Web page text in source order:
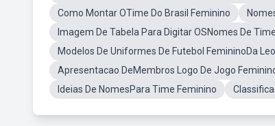
Como Montar OTime Do Brasil Feminino
Imagem De Tabela Para Digitar OSNomes De
Modelos De Uniformes De Futebol FemininoDa
Apresentacao DeMembros Logo De Jogo
Ideias De NomesPara Time Feminino